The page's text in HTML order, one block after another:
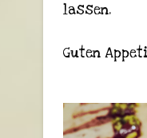
lassen.
Guten